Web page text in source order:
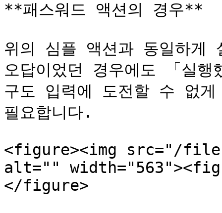
**패스워드 액션의 경우**
위의 심플 액션과 동일하게
오답이었던 경우에도 「실
구도 입력에 도전할 수 없
필요합니다.
<figure><img src="/files/
alt=""
</figure>